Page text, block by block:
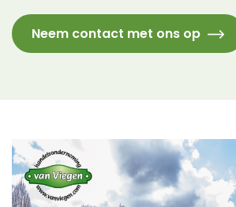
Neem contact met ons op